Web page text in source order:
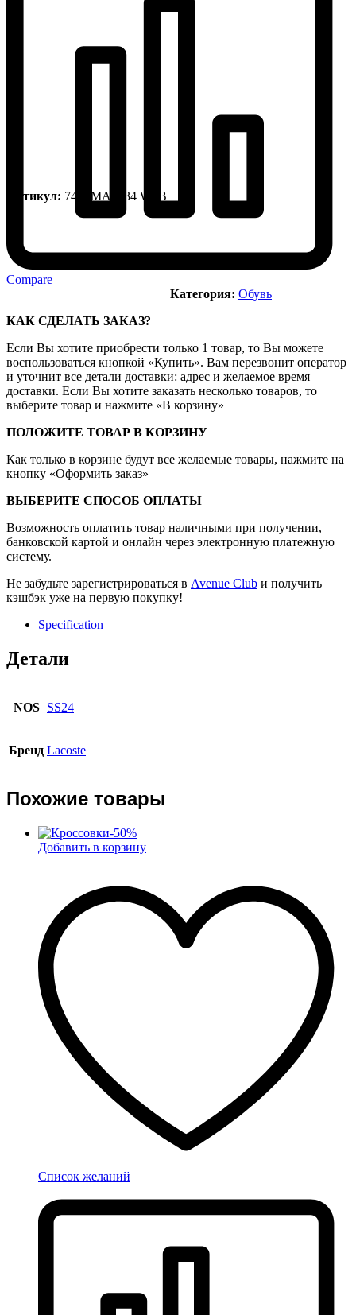
Compare
Артикул: 747SMA0034 W1B
Категория: Обувь
КАК СДЕЛАТЬ ЗАКАЗ?
Если Вы хотите приобрести только 1 товар, то Вы можете
воспользоваться кнопкой «Купить». Вам перезвонит оператор
и уточнит все детали доставки: адрес и желаемое время
доставки. Если Вы хотите заказать несколько товаров, то
выберите товар и нажмите «В корзину»
ПОЛОЖИТЕ ТОВАР В КОРЗИНУ
Как только в корзине будут все желаемые товары, нажмите на
кнопку «Оформить заказ»
ВЫБЕРИТЕ СПОСОБ ОПЛАТЫ
Возможность оплатить товар наличными при получении,
банковской картой и онлайн через электронную платежную
систему.
Не забудьте зарегистрироваться в Avenue Club и получить
кэшбэк уже на первую покупку!
Specification
Детали
NOS SS24
Бренд Lacoste
Похожие товары
-50%
Добавить в корзину
Список желаний